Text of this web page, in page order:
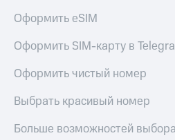
Оформить eSIM
Оформить SIM-карту в
Оформить чистый номер
Выбрать красивый номер
Больше возможностей